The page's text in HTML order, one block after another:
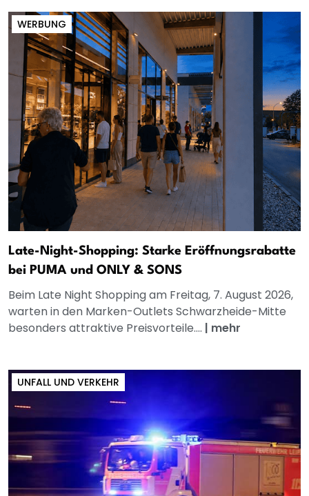
WERBUNG
Late-Night-Shopping: Starke Eröffnungsrabatte
bei PUMA und ONLY & SONS
Beim Late Night Shopping am Freitag, 7. August 2026,
warten in den Marken-Outlets Schwarzheide-Mitte
besonders attraktive Preisvorteile.... | mehr
UNFALL UND VERKEHR